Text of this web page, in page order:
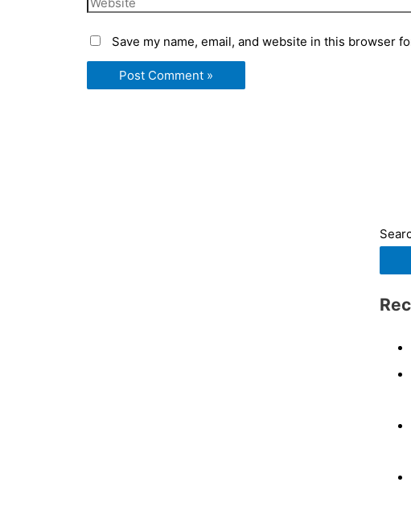
Save my name, email, and website in this browser